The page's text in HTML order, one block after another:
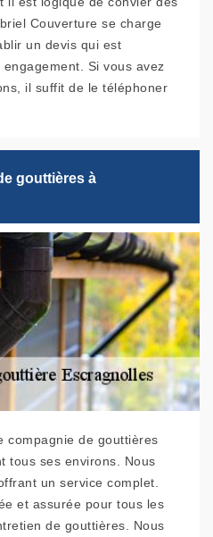
Couverture se charge
un devis qui est
Si vous avez
il suffit de le téléphoner
gouttières à
compagnie de gouttières
tous ses environs. Nous
un service complet.
et assurée pour tous les
de gouttières. Nous